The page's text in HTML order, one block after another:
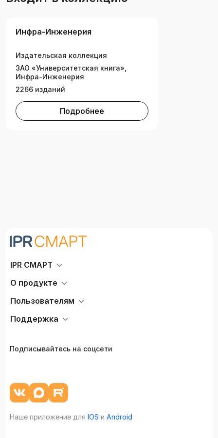
Инфра-Инженерия
Издательская коллекция
ЗАО «Университетская книга»,
Инфра-Инженерия
2266 изданий
Подробнее
IPR СМАРТ
О продукте
Пользователям
Поддержка
Подписывайтесь на соцсети
Наше приложение для IOS и Android